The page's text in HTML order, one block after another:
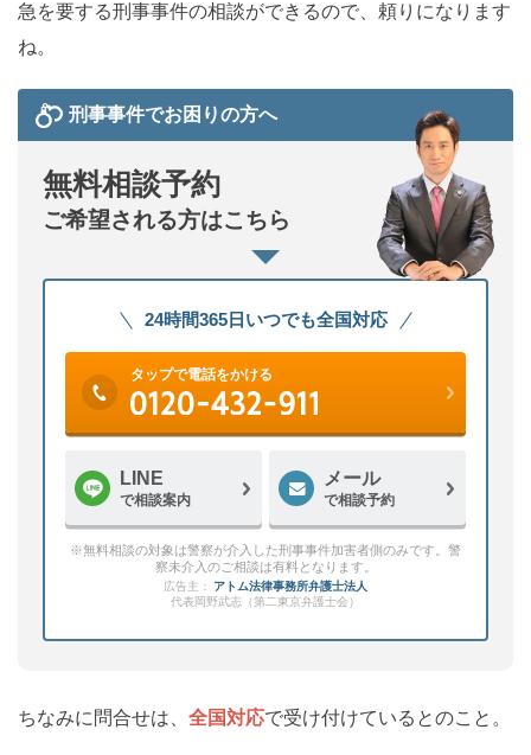
急を要する刑事事件の相談ができるので、頼りになります
ね。
刑事事件でお困りの方へ
無料相談予約
ご希望される方はこちら
24時間365日いつでも全国対応
タップで電話をかける
LINE
で相談案内
メール
で相談予約
※無料相談の対象は警察が介入した刑事事件加害者側のみです。警
察未介入のご相談は有料となります。
広告主：
アトム法律事務所弁護士法人
代表岡野武志（第二東京弁護士会）
ちなみに問合せは、 全国対応で受け付けているとのこと。